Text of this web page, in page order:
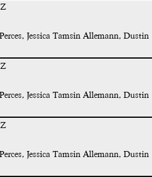
Jessica Tamsin Allemann, Dustin
Jessica Tamsin Allemann, Dustin
Jessica Tamsin Allemann, Dustin